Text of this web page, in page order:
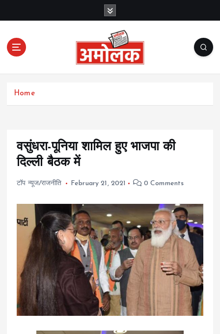
c
Amolak News
Home
वसुंधरा-पूनिया शामिल हुए भाजपा की
दिल्ली बैठक में
टॉप न्यूज/राजनीति February 21, 2021 0 Comments